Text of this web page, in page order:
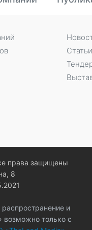
права защищены
8
и
возможно только с